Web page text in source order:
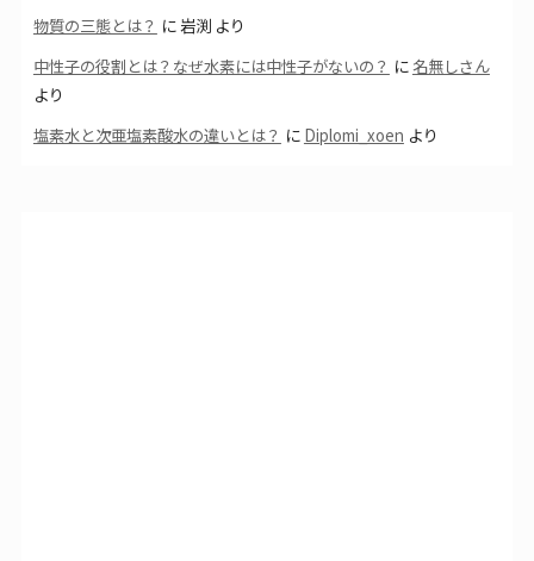
物質の三態とは？ に岩渕より
中性子の役割とは？なぜ水素には中性子がないの？ に名無しさん
より
塩素水と次亜塩素酸水の違いとは？ に Diplomi_xoen より